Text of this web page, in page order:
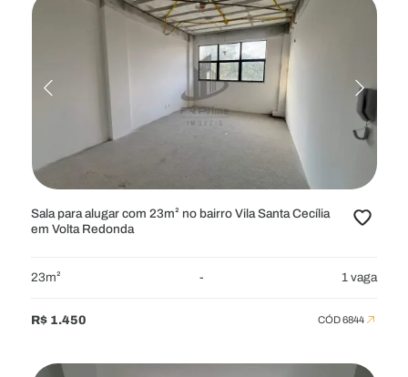
Sala para alugar com 23m² no bairro Vila Santa Cecília
em Volta Redonda
23m² - 1 vaga
R$ 1.450 CÓD 6844